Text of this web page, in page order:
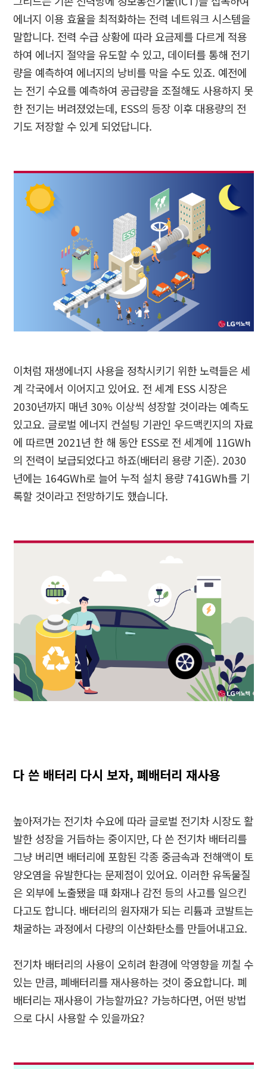
에너지 이용 효율을 최적화하는 전력 네트워크 시스템을
말합니다. 전력 수급 상황에 따라 요금제를 다르게 적용
하여 에너지 절약을 유도할 수 있고, 데이터를 통해 전기
량을 예측하여 에너지의 낭비를 막을 수도 있죠. 예전에
는 전기 수요를 예측하여 공급량을 조절해도 사용하지 못
한 전기는 버려졌었는데, ESS의 등장 이후 대용량의 전
기도 저장할 수 있게 되었답니다.
이처럼 재생에너지 사용을 정착시키기 위한 노력들은 세
계 각국에서 이어지고 있어요. 전 세계 ESS시장은
2030년까지 매년 30% 이상씩 성장할 것이라는 예측도
있고요. 글로벌 에너지 컨설팅 기관인 우드맥킨지의 자료
에 따르면 2021년 한 해 동안 ESS로 전 세계에 11GWh
의 전력이 보급되었다고 하죠(배터리 용량 기준). 2030
년에는 164GWh로 늘어 누적 설치 용량 741GWh를 기
록할 것이라고 전망하기도 했습니다.
다 쓴 배터리 다시 보자,폐배터리 재사용
높아져가는 전기차 수요에 따라 글로벌 전기차 시장도 활
발한 성장을 거듭하는 중이지만, 다 쓴 전기차 배터리를
그냥 버리면 배터리에 포함된 각종 중금속과 전해액이 토
양오염을 유발한다는 문제점이 있어요. 이러한 유독물질
은 외부에 노출됐을 때 화재나 감전 등의 사고를 일으킨
다고도 합니다. 배터리의 원자재가 되는 리튬과 코발트는
채굴하는 과정에서 다량의 이산화탄소를 만들어내고요.
전기차 배터리의 사용이 오히려 환경에 악영향을 끼칠 수
있는 만큼, 폐배터리를 재사용하는 것이 중요합니다. 폐
배터리는 재사용이 가능할까요? 가능하다면, 어떤 방법
으로 다시 사용할 수 있을까요?